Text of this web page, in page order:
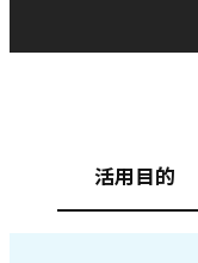
活用目的